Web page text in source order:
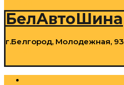
БелАвтоШина
г.Белгород, Молодежная, 93